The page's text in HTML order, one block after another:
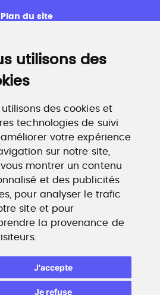
utilisons des
utilisons des cookies et
technologies de suivi
votre expérience
sur notre site,
montrer un contenu
et des publicités
pour analyser le trafic
site et pour
la provenance de
J'accepte
Je refuse
Plan du site
Emploi
culturel 784.000 visites et
Formation
des formations aux métiers
de la culture.
formation.com
professionnel
coaching, techniques de
entretien conseil.
competences.com